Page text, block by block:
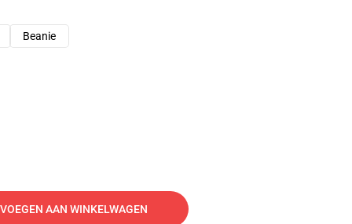
Beanie
AAN WINKELWAGEN